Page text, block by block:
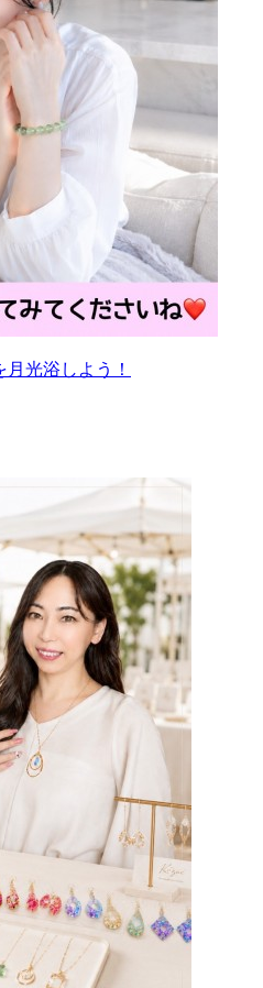
光浴しよう！